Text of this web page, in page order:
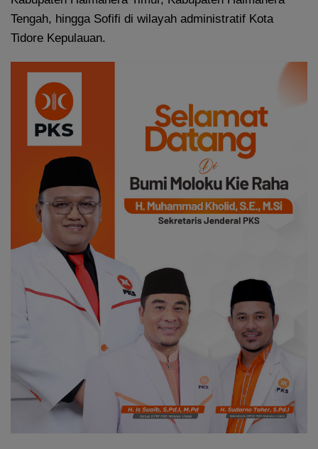
Tengah, hingga Sofifi di wilayah administratif Kota
Tidore Kepulauan.